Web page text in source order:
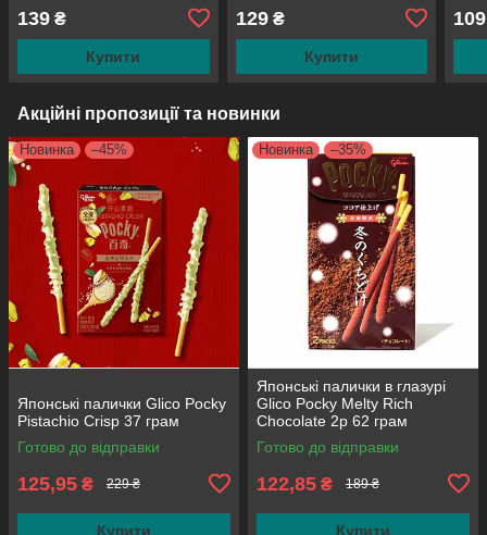
139 ₴
Купити
129₴
Купити
109
Акційні пропозиції та новинки
Новинка –45%
Японські палички Glico Pocky
Pistachio Crisp 37 грам
Готово до відправки
125,95 ₴ 229 ₴
Купити
Новинка –35%
Японські палички в глазурі
Glico Pocky Melty Rich
Chocolate 2p 62 грам
Готово до відправки
122,85 ₴ 189 ₴
Купити